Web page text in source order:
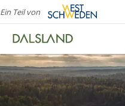
Ein Teil von